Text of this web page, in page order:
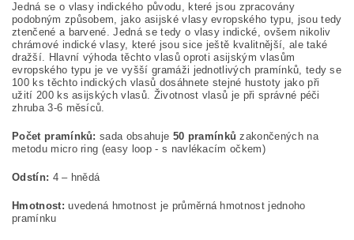
Jedná se o vlasy indického původu, které jsou zpracovány
podobným způsobem, jako asijské vlasy evropského typu, jsou tedy
ztenčené a barvené. Jedná se tedy o vlasy indické, ovšem nikoliv
chrámové indické vlasy, které jsou sice ještě kvalitnější, ale také
dražší. Hlavní výhoda těchto vlasů oproti asijským vlasům
evropského typu je ve vyšší gramáži jednotlivých pramínků, tedy se
100 ks těchto indických vlasů dosáhnete stejné hustoty jako při
užití 200 ks asijských vlasů. Životnost vlasů je při správné péči
zhruba 3-6 měsíců.
Počet pramínků: sada obsahuje 50 pramínků zakončených na
metodu micro ring (easy loop - s navlékacím očkem)
Odstín: 4 – hnědá
Hmotnost: uvedená hmotnost je průměrná hmotnost jednoho
pramínku